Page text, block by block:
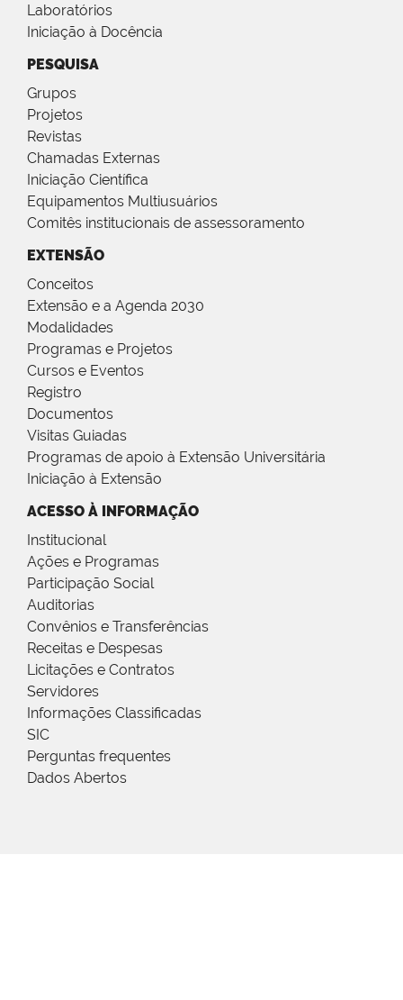
Laboratórios
Iniciação à Docência
PESQUISA
Grupos
Projetos
Revistas
Chamadas Externas
Iniciação Científica
Equipamentos Multiusuários
Comitês institucionais de assessoramento
EXTENSÃO
Conceitos
Extensão e a Agenda 2030
Modalidades
Programas e Projetos
Cursos e Eventos
Registro
Documentos
Visitas Guiadas
Programas de apoio à Extensão Universitária
Iniciação à Extensão
ACESSO À INFORMAÇÃO
Institucional
Ações e Programas
Participação Social
Auditorias
Convênios e Transferências
Receitas e Despesas
Licitações e Contratos
Servidores
Informações Classificadas
SIC
Perguntas frequentes
Dados Abertos